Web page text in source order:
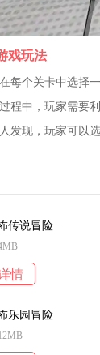
戏玩法
每个关卡中选择
程中，玩家需要
发现，玩家可以
恐怖传说冒险解谜
情
乐园冒险